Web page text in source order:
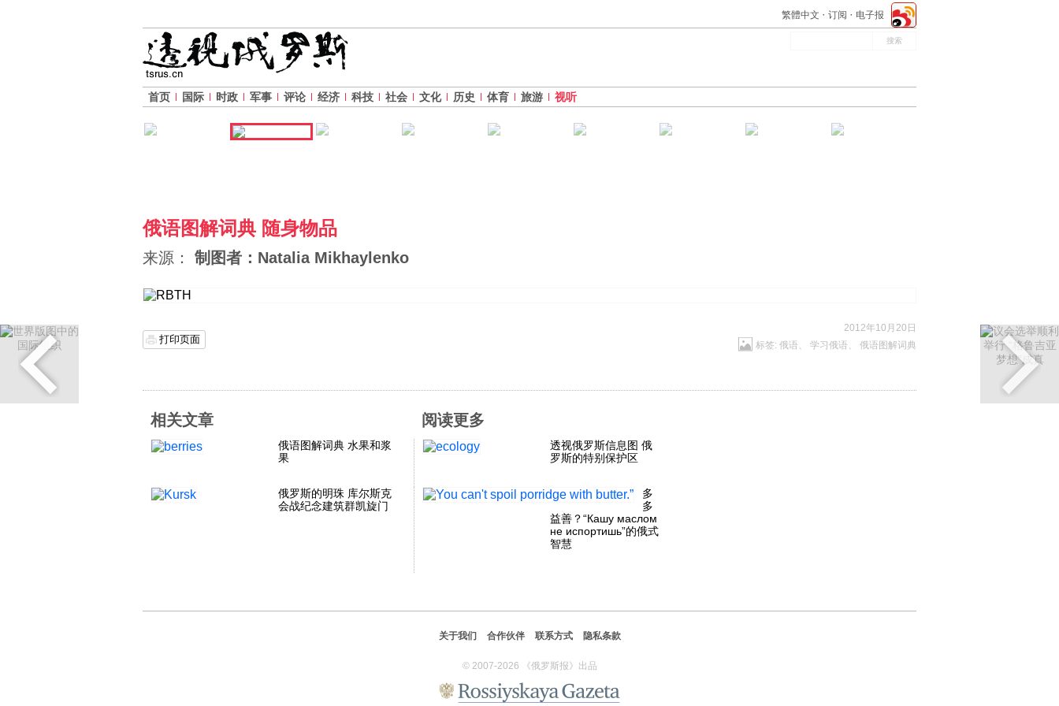
繁體中文 订阅 电子报
首页 国际 时政 军事 评论 经济 科技 社会 文化 历史 体育 旅游 视听
俄语图解词典 随身物品
来源： 制图者：Natalia Mikhaylenko
打印页面
2012年10月20日
标签: 俄语、 学习俄语、 俄语图解词典
相关文章
俄语图解词典 水果和浆
果
俄罗斯的明珠 库尔斯克
会战纪念建筑群凯旋门
阅读更多
透视俄罗斯信息图 俄
罗斯的特别保护区
多
多
益善？“Кашу маслом
не испортишь”的俄式
智慧
关于我们 合作伙伴 联系方式 隐私条款
© 2007-2026 《俄罗斯报》出品